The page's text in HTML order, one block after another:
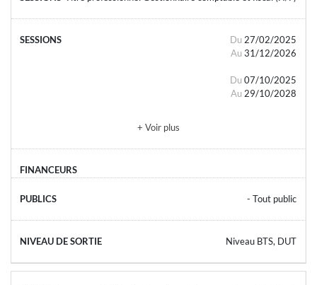
Du 27/02/2025
Au 31/12/2026
Du 07/10/2025
Au 29/10/2028
+ Voir plus
- Tout public
Niveau BTS, DUT